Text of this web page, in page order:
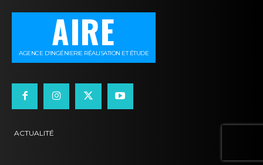
AIRE
AGENCE D’INGÉNIERIE RÉALISATION ET ÉTUDE
ACTUALITÉ